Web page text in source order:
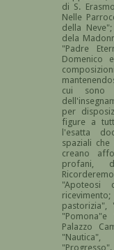
di S.
Nelle
della
dela
"Padre
Domenico
cui sono
per
figure a
l'esatta
spaziali
creano
profani,
pastorizia",
Palazzo